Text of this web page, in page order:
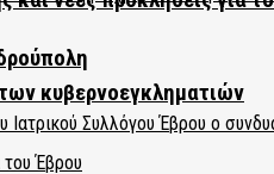
κυβερνοεγκληματιών